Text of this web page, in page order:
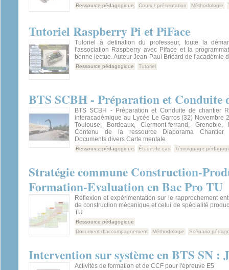
Ressource pédagogique Cours / présentation Méthodologie
Tutoriel Raspberry Pi et PiFace
Tutoriel à detination du professeur, toute la
l'association Raspberry avec Piface et la
bonne lectue. Auteur Jean-Paul Bricard de l'académie
Ressource pédagogique Tutoriel
BTS SCBH - Préparation et Conduite
BTS SCBH - Préparation et Conduite de chantier
interacadémique au Lycée Le Garros (32) Novembre
Toulouse, Bordeaux, Clermont-ferrand, Grenoble,
Contenu de la ressource Diaporama Chantier
Documents divers Carte mentale
Ressource pédagogique Étude de cas Témoignage
Stratégie commune Construction-
Formation-Evaluation en Bac Pro TU
Réflexion et expérimentation sur le rapprochement
de construction mécanique et celui de spécialité
TU
Ressource pédagogique
Document d'accompagnement
Méthodologie Scénario
Intervention sur système en BTS SN
Activités de formation et de CCF pour l'épreuve E5